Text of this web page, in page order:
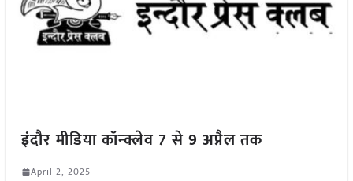
इंदौर मीडिया कॉन्क्लेव 7 से 9 अप्रैल तक
April 2, 2025